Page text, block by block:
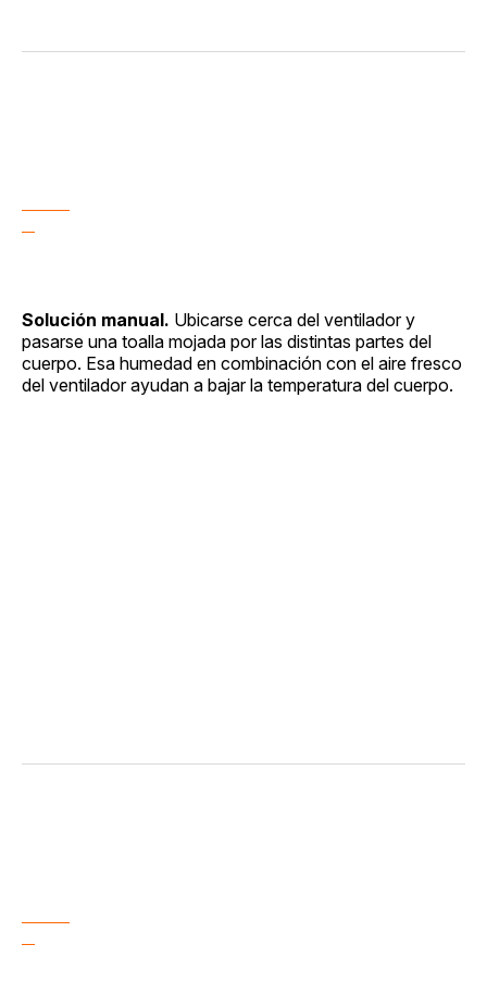
Solución manual. Ubicarse cerca del ventilador y
pasarse una toalla mojada por las distintas partes del
cuerpo. Esa humedad en combinación con el aire fresco
del ventilador ayudan a bajar la temperatura del cuerpo.